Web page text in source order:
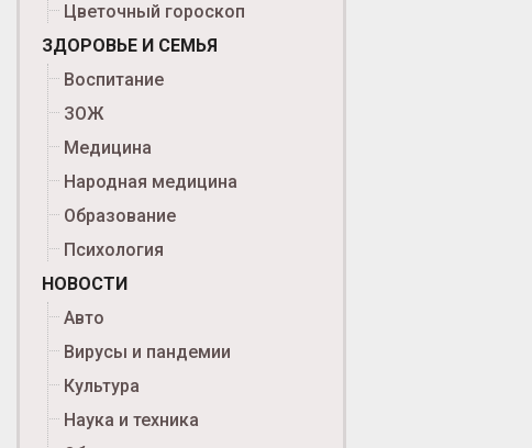
Цветочный гороскоп
ЗДОРОВЬЕ И СЕМЬЯ
Воспитание
ЗОЖ
Медицина
Народная медицина
Образование
Психология
НОВОСТИ
Авто
Вирусы и пандемии
Культура
Наука и техника